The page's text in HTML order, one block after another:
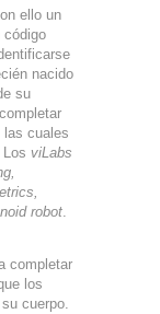
ello un
código
nacido
su
las cuales
viLabs
robot.
completar
los
cuerpo.